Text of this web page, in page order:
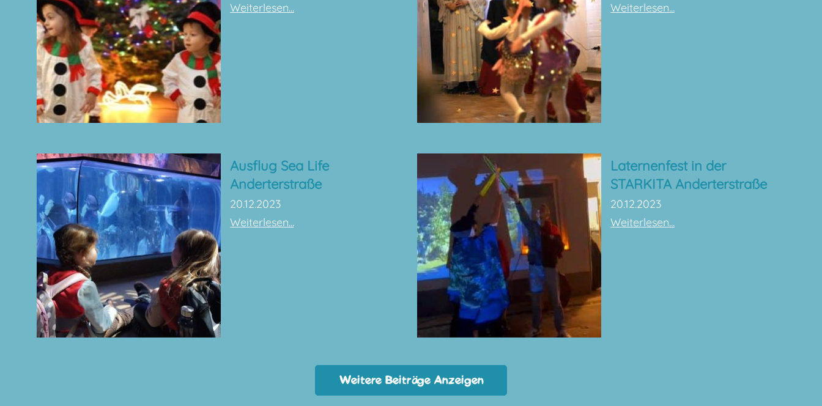
Weiterlesen...
Weiterlesen...
Ausflug Sea Life
Anderterstraße
20.12.2023
Weiterlesen...
Laternenfest in der
STARKITA Anderterstraße
20.12.2023
Weiterlesen...
Weitere Beiträge Anzeigen